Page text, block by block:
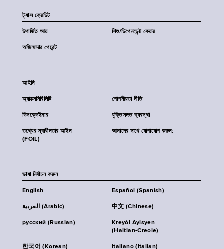
ট্যাক্স ক্রেডিট
উপার্জিত আয় শিশু/ডিপেনডেন্ট কেয়ার
অজিম্মাদার পেরেন্ট
আইনি
অ্যাক্সেসিবিলিটি গোপনীয়তা নীতি
ডিসক্লেইমার যুক্তিসঙ্গত ব্যবস্থা
তথ্যের স্বাধীনতার আইন
(FOIL)
আমাদের সাথে যোগাযোগ করুন:
ভাষা নির্বাচন করুন
English Español (Spanish)
العربية (Arabic) 中文 (Chinese)
русский (Russian)
Kreyòl Ayisyen
(Haitian-Creole)
한국어 (Korean) Italiano (Italian)